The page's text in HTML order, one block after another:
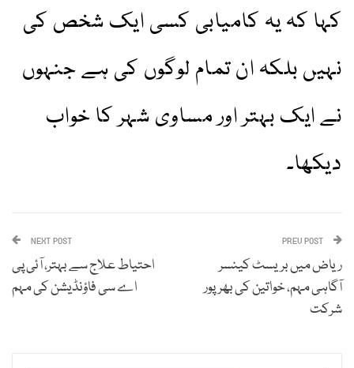
کہا کہ یہ کامیابی کسی ایک شخص کی
نہیں بلکہ ان تمام لوگوں کی ہے جنہوں
نے ایک بہتر اور مساوی شہر کا خواب
دیکھا۔
ریاض میں بریسٹ کینسر
آگاہی مہم، خواتین کی بھرپور
شرکت
NEXT POST
احتیاط علاج سے بہتر، آئی پی
اے سی فاؤنڈیشن کی مہم